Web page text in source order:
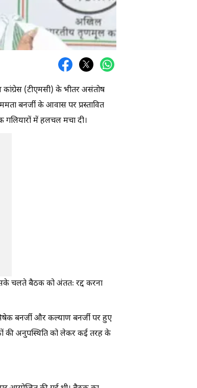
कांग्रेस (टीएमसी) के भीतर असंतोष
बनर्जी के आवास पर प्रस्तावित
गलियारों में हलचल मचा दी।
चलते बैठक को अंततः रद्द करना
बनर्जी और कल्याण बनर्जी पर हुए
की अनुपस्थिति को लेकर कई तरह के